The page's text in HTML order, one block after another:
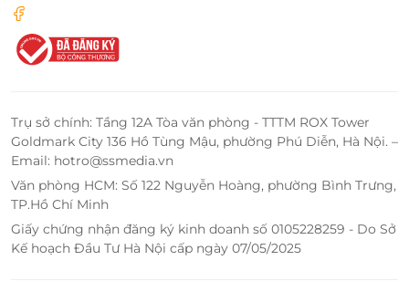
Trụ sở chính: Tầng 12A Tòa văn phòng - TTTM ROX Tower
Goldmark City 136 Hồ Tùng Mậu, phường Phú Diễn, Hà Nội. –
Email: hotro@ssmedia.vn
Văn phòng HCM: Số 122 Nguyễn Hoàng, phường Bình Trưng,
TP.Hồ Chí Minh
Giấy chứng nhận đăng ký kinh doanh số 0105228259 - Do Sở
Kế hoạch Đầu Tư Hà Nội cấp ngày 07/05/2025